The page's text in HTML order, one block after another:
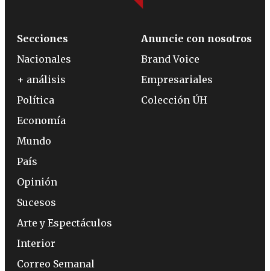
Secciones
Nacionales
+ análisis
Política
Economía
Mundo
País
Opinión
Sucesos
Arte y Espectáculos
Interior
Correo Semanal
Anuncie con nosotros
Brand Voice
Empresariales
Colección ÚH